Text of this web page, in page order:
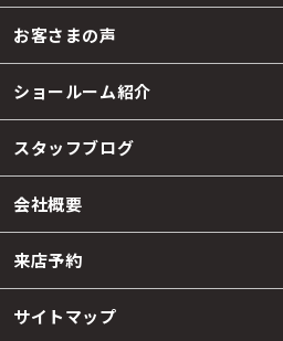
お客さまの声
ショールーム紹介
スタッフブログ
会社概要
来店予約
サイトマップ